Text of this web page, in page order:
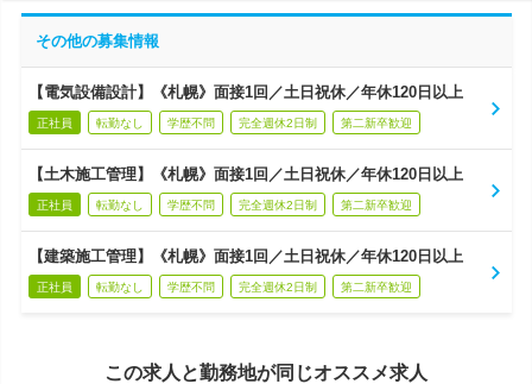
その他の募集情報
【電気設備設計】《札幌》面接1回／土日祝休／年休120日以上
正社員 転勤なし 学歴不問 完全週休2日制 第二新卒歓迎
【土木施工管理】《札幌》面接1回／土日祝休／年休120日以上
正社員 転勤なし 学歴不問 完全週休2日制 第二新卒歓迎
【建築施工管理】《札幌》面接1回／土日祝休／年休120日以上
正社員 転勤なし 学歴不問 完全週休2日制 第二新卒歓迎
この求人と勤務地が同じオススメ求人